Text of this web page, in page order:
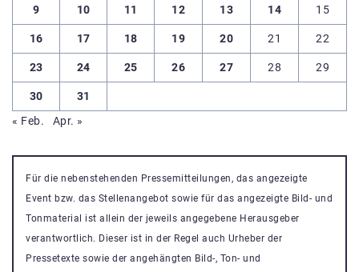
9 10 11 12 13 14 15
16 17 18 19 20 21 22
23 24 25 26 27 28 29
30
31
« Feb.
Apr. »
Für die nebenstehenden Pressemitteilungen, das angezeigte
Event bzw. das Stellenangebot sowie für das angezeigte Bild- und
Tonmaterial ist allein der jeweils angegebene Herausgeber
verantwortlich. Dieser ist in der Regel auch Urheber der
Pressetexte sowie der angehängten Bild-, Ton- und